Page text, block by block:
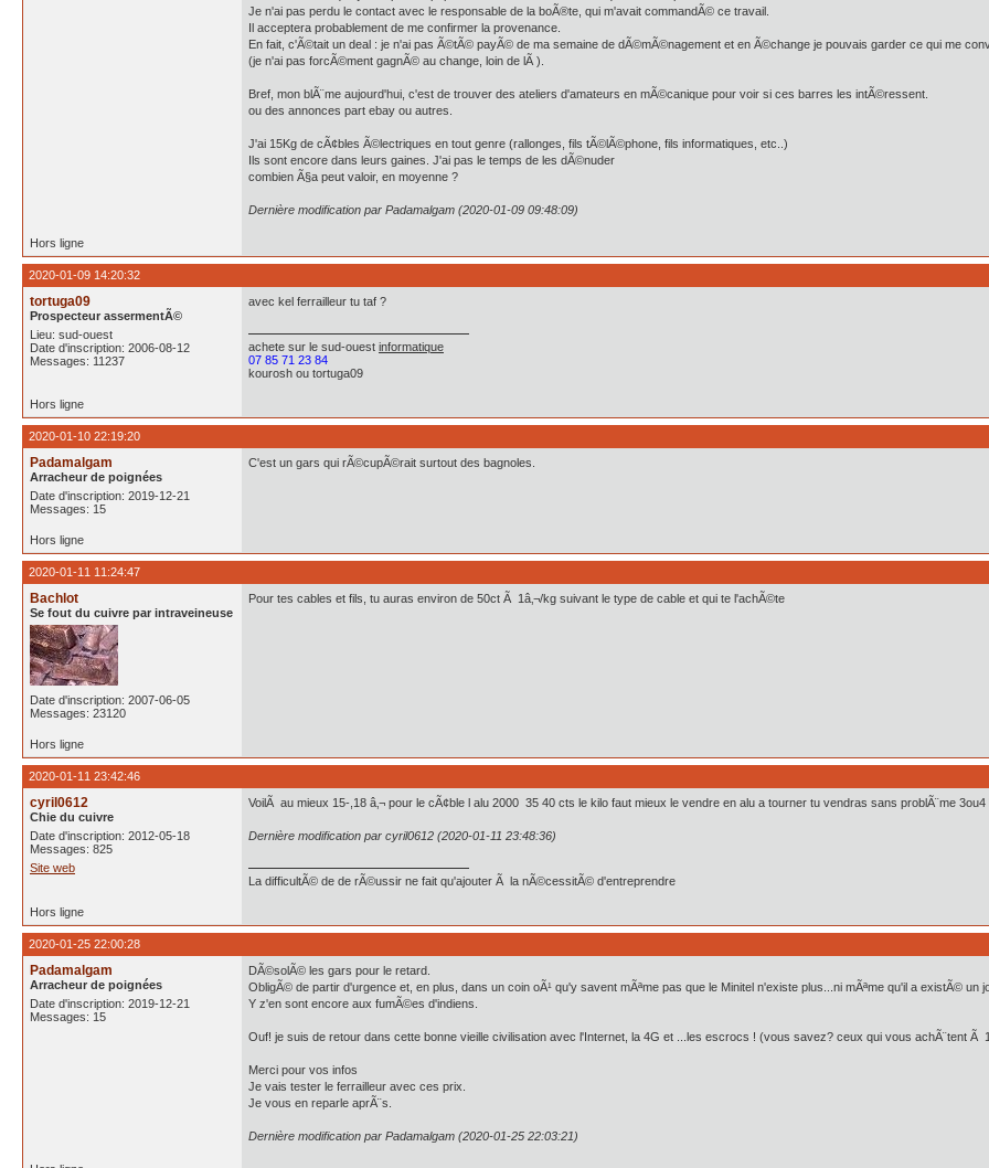
Je n'ai pas perdu le contact avec le responsable de la boÃ®te, qui m'avait commandÃ© ce travail.
Il acceptera probablement de me confirmer la provenance.
En fait, c'Ã©tait un deal : je n'ai pas Ã©tÃ© payÃ© de ma semaine de dÃ©mÃ©nagement et en Ã©change je pouvais garder ce qui me
(je n'ai pas forcÃ©ment gagnÃ© au change, loin de lÃ ).
Bref, mon blÃ¨me aujourd'hui, c'est de trouver des ateliers d'amateurs en mÃ©canique pour voir si ces barres les intÃ©ressent.
ou des annonces part ebay ou autres.
J'ai 15Kg de cÃ¢bles Ã©lectriques en tout genre (rallonges, fils tÃ©lÃ©phone, fils informatiques, etc..)
Ils sont encore dans leurs gaines. J'ai pas le temps de les dÃ©nuder
combien Ã§a peut valoir, en moyenne ?
Dernière modification par Padamalgam (2020-01-09 09:48:09)
Hors ligne
2020-01-09 14:20:32
tortuga09
Prospecteur assermentÃ©
Lieu: sud-ouest
Date d'inscription: 2006-08-12
Messages: 11237
avec kel ferrailleur tu taf ?
achete sur le sud-ouest informatique
07 85 71 23 84
kourosh ou tortuga09
Hors ligne
2020-01-10 22:19:20
Padamalgam
Arracheur de poignées
Date d'inscription: 2019-12-21
Messages: 15
C'est un gars qui rÃ©cupÃ©rait surtout des bagnoles.
Hors ligne
2020-01-11 11:24:47
Bachlot
Se fout du cuivre par intraveineuse
Date d'inscription: 2007-06-05
Messages: 23120
Pour tes cables et fils, tu auras environ de 50ct Ã 1â‚¬/kg suivant le type de cable et qui te l'achÃ©te
Hors ligne
2020-01-11 23:42:46
cyril0612
Chie du cuivre
Date d'inscription: 2012-05-18
Messages: 825
Site web
VoilÃ au mieux 15-,18 â‚¬ pour le cÃ¢ble l alu 2000 35 40 cts le kilo faut mieux le vendre en alu a tourner tu vendras sans problÃ¨me 3ou4
Dernière modification par cyril0612 (2020-01-11 23:48:36)
La difficultÃ© de de rÃ©ussir ne fait qu'ajouter Ã la nÃ©cessitÃ© d'entreprendre
Hors ligne
2020-01-25 22:00:28
Padamalgam
Arracheur de poignées
Date d'inscription: 2019-12-21
Messages: 15
DÃ©solÃ© les gars pour le retard.
ObligÃ© de partir d'urgence et, en plus, dans un coin oÃ¹ qu'y savent mÃªme pas que le Minitel n'existe plus...ni mÃªme qu'il a existÃ© un
Y z'en sont encore aux fumÃ©es d'indiens.
Ouf! je suis de retour dans cette bonne vieille civilisation avec l'Internet, la 4G et ...les escrocs ! (vous savez? ceux qui vous achÃ¨tent
Merci pour vos infos
Je vais tester le ferrailleur avec ces prix.
Je vous en reparle aprÃ¨s.
Dernière modification par Padamalgam (2020-01-25 22:03:21)